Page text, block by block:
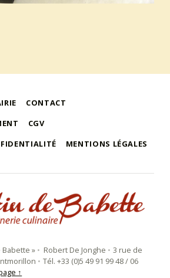
CONTACT
CGV
MENTIONS LÉGALES
babette
Babette » • Robert De Jonghe • 3 rue de
• Tél. +33 (0)5 49 91 99 48 / 06
↑